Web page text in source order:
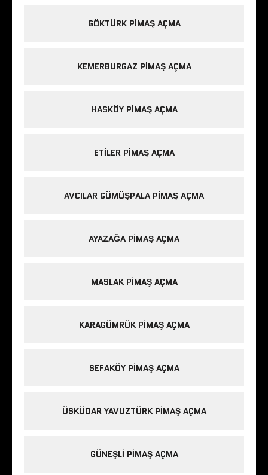
GÖKTÜRK PIMAŞ AÇMA
KEMERBURGAZ PIMAŞ AÇMA
HASKÖY PIMAŞ AÇMA
ETILER PIMAŞ AÇMA
AVCILAR GÜMÜŞPALA PIMAŞ AÇMA
AYAZAĞA PIMAŞ AÇMA
MASLAK PIMAŞ AÇMA
KARAGÜMRÜK PIMAŞ AÇMA
SEFAKÖY PIMAŞ AÇMA
ÜSKÜDAR YAVUZTÜRK PIMAŞ AÇMA
GÜNEŞLI PIMAŞ AÇMA